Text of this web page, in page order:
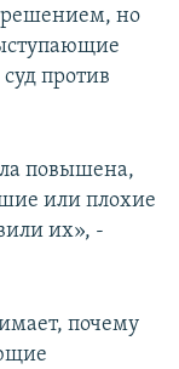
решением, но
против
повышена,
или плохие
их», -
почему